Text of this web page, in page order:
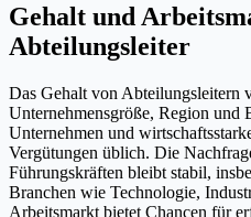
Gehalt und
Abteilungsleiter
Das Gehalt von Abteilungsleitern
Unternehmensgröße, Region und
Unternehmen und
Vergütungen üblich. Die
Führungskräften bleibt stabil,
Branchen wie Technologie,
Arbeitsmarkt bietet Chancen für